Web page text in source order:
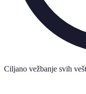
Ciljano vežbanje svih